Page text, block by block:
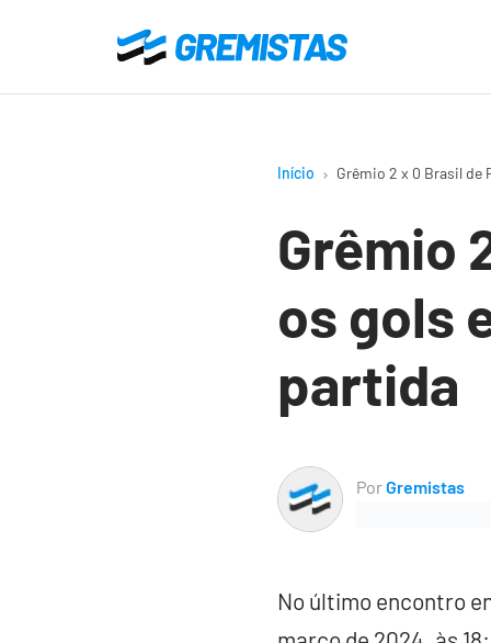
o
Gremistas
Início Grêmio 2 x 0 Brasil de
Grêmio
os gols
partida
PorGremistas
No último encontro